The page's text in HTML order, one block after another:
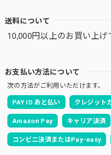
送料について
10,000円以上のお買い上げ
お支払い方法について
次の方法がご利用いただけます。
PAY ID あと払い クレジット
Amazon Pay キャリア決済
コンビニ決済またはPay-easy